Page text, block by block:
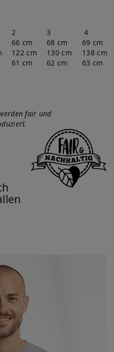
2 3
4
66 cm 68 cm
69 cm
122 cm 130 cm
138 cm
61 cm 62 cm 63 cm
fair und